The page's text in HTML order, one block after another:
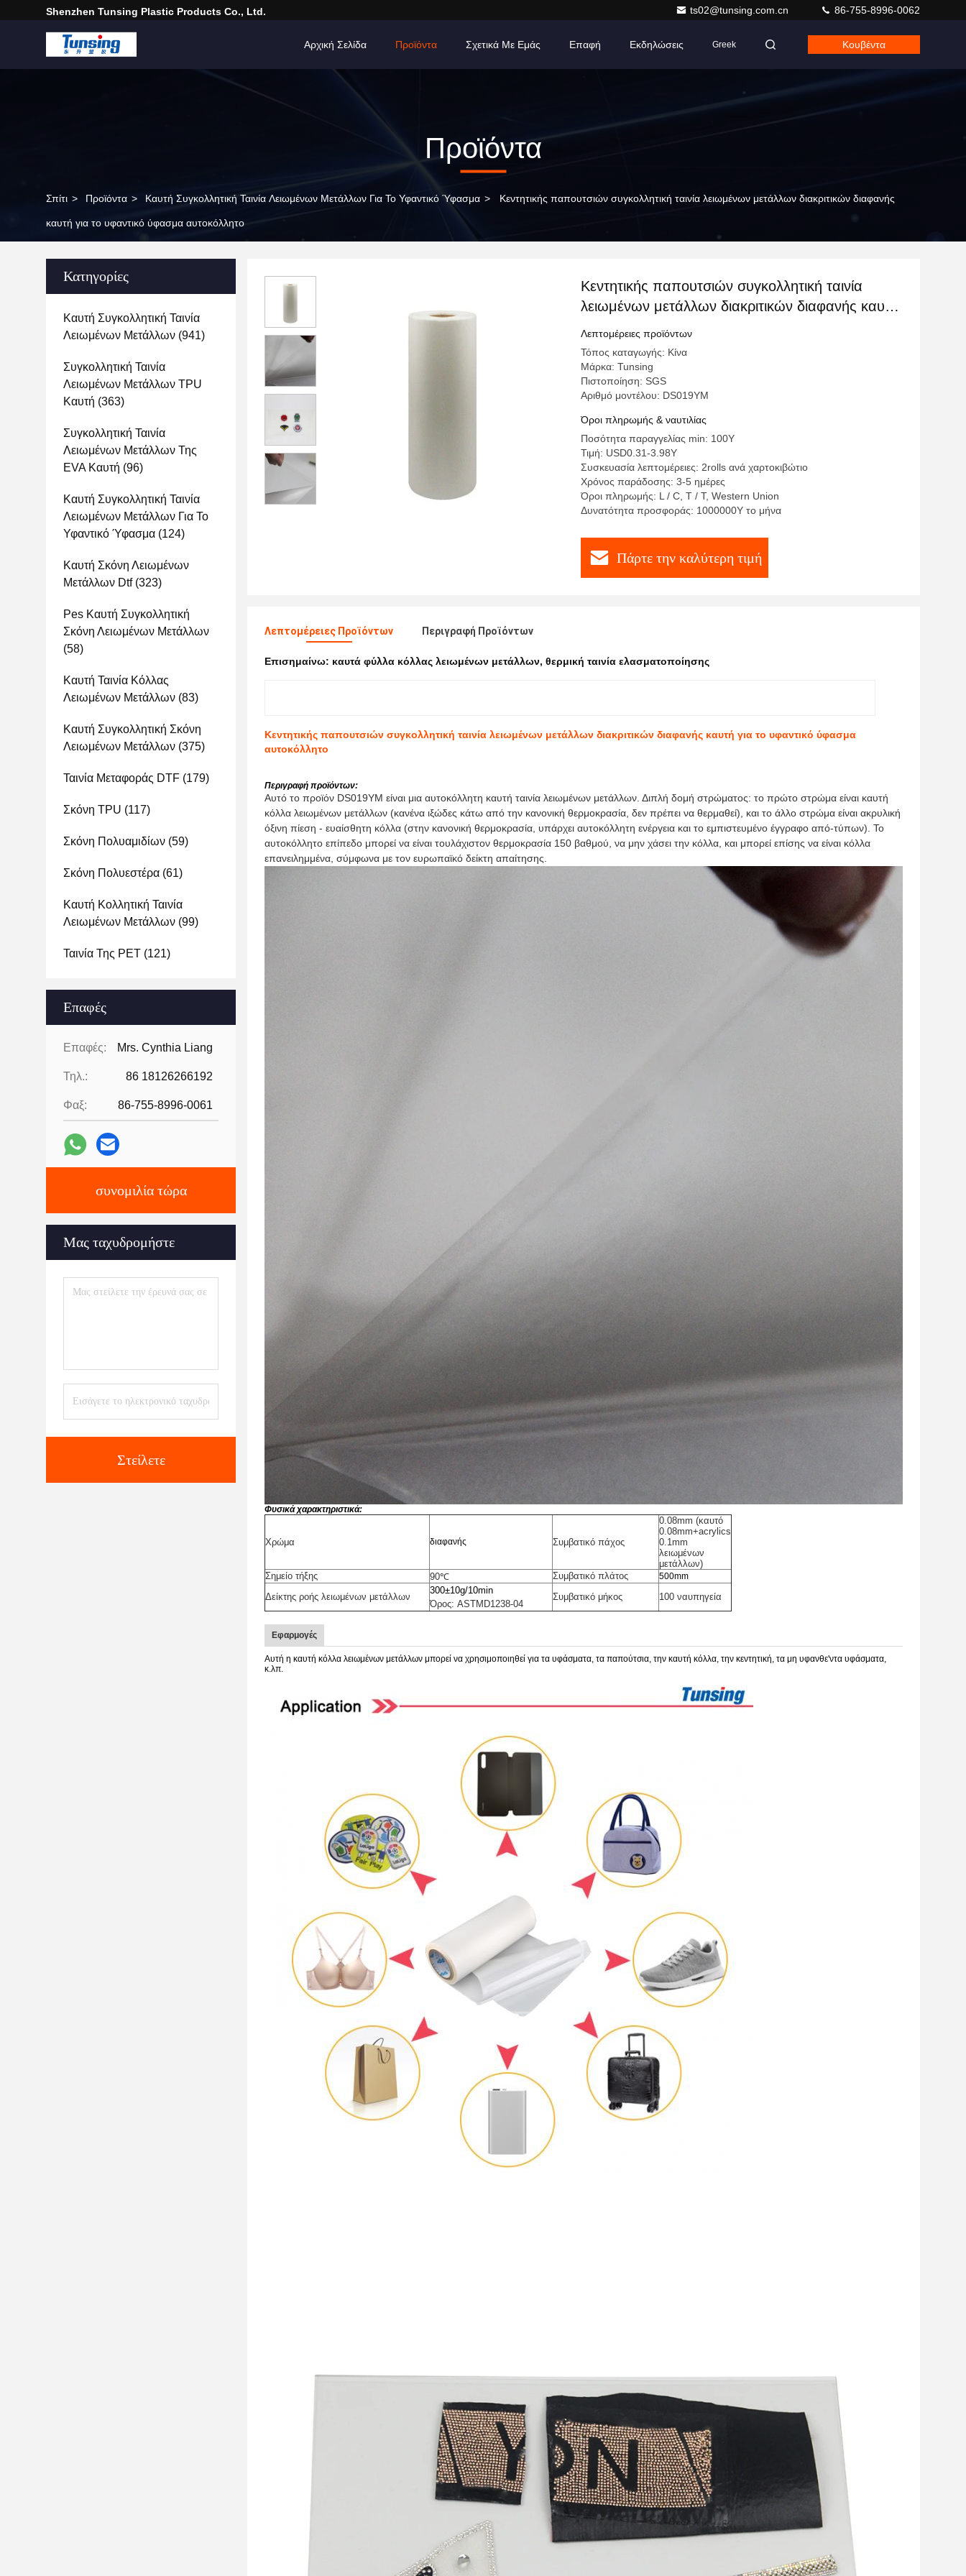
Shenzhen Tunsing Plastic Products Co., Ltd. ts02@tunsing.com.cn 86-755-8996-0062
Αρχική Σελίδα Προϊόντα Σχετικά Με Εμάς Επαφή Εκδηλώσεις Greek Κουβέντα
Προϊόντα
Σπίτι > Προϊόντα > Καυτή Συγκολλητική Ταινία Λειωμένων Μετάλλων Για Το Υφαντικό Ύφασμα > Κεντητικής παπουτσιών συγκολλητική ταινία λειωμένων μετάλλων διακριτικών διαφανής
καυτή για το υφαντικό ύφασμα αυτοκόλλητο
Κατηγορίες
Καυτή Συγκολλητική Ταινία
Λειωμένων Μετάλλων (941)
Συγκολλητική Ταινία
Λειωμένων Μετάλλων TPU
Καυτή (363)
Συγκολλητική Ταινία
Λειωμένων Μετάλλων Της
EVA Καυτή (96)
Καυτή Συγκολλητική Ταινία
Λειωμένων Μετάλλων Για Το
Υφαντικό Ύφασμα (124)
Καυτή Σκόνη Λειωμένων
Μετάλλων Dtf(323)
Pes Καυτή Συγκολλητική
Σκόνη Λειωμένων Μετάλλων
(58)
Καυτή Ταινία Κόλλας
Λειωμένων Μετάλλων (83)
Καυτή Συγκολλητική Σκόνη
Λειωμένων Μετάλλων (375)
Ταινία Μεταφοράς DTF (179)
Σκόνη TPU (117)
Σκόνη Πολυαμιδίων (59)
Σκόνη Πολυεστέρα (61)
Καυτή Κολλητική Ταινία
Λειωμένων Μετάλλων (99)
Ταινία Της PET (121)
Επαφές
Επαφές: Mrs. Cynthia Liang
Τηλ.: 86 18126266192
Φαξ: 86-755-8996-0061
συνομιλία τώρα
Μας ταχυδρομήστε
Στείλετε
Κεντητικής παπουτσιών συγκολλητική ταινία
λειωμένων μετάλλων διακριτικών διαφανής καυτή
για το υφαντικό ύφασμα αυτοκόλλητο
Λεπτομέρειες προϊόντων
Τόπος καταγωγής: Κίνα
Μάρκα: Tunsing
Πιστοποίηση: SGS
Αριθμό μοντέλου: DS019YM
Όροι πληρωμής & ναυτιλίας
Ποσότητα παραγγελίας min: 100Y
Τιμή: USD0.31-3.98Y
Συσκευασία λεπτομέρειες: 2rolls ανά χαρτοκιβώτιο
Χρόνος παράδοσης: 3-5 ημέρες
Όροι πληρωμής: L / C, T / T, Western Union
Δυνατότητα προσφοράς: 1000000Y το μήνα
Πάρτε την καλύτερη τιμή
Λεπτομέρειες Προϊόντων Περιγραφή Προϊόντων
Επισημαίνω: καυτά φύλλα κόλλας λειωμένων μετάλλων, θερμική ταινία ελασματοποίησης
Κεντητικής παπουτσιών συγκολλητική ταινία λειωμένων μετάλλων διακριτικών διαφανής καυτή για το υφαντικό ύφασμα
αυτοκόλλητο
Περιγραφή προϊόντων:
Αυτό το προϊόν DS019YM είναι μια αυτοκόλλητη καυτή ταινία λειωμένων μετάλλων. Διπλή δομή στρώματος: το πρώτο στρώμα είναι καυτή
κόλλα λειωμένων μετάλλων (κανένα ιξώδες κάτω από την κανονική θερμοκρασία, δεν πρέπει να θερμαθεί), και το άλλο στρώμα είναι ακρυλική
όξινη πίεση - ευαίσθητη κόλλα (στην κανονική θερμοκρασία, υπάρχει αυτοκόλλητη ενέργεια και το εμπιστευμένο έγγραφο από-τύπων). Το
αυτοκόλλητο επίπεδο μπορεί να είναι τουλάχιστον θερμοκρασία 150 βαθμού, να μην χάσει την κόλλα, και μπορεί επίσης να είναι κόλλα
επανειλημμένα, σύμφωνα με τον ευρωπαϊκό δείκτη απαίτησης.
Φυσικά χαρακτηριστικά:
Χρώμα διαφανής Συμβατικό πάχος
0.08mm (καυτό
0.08mm+acrylics
0.1mm
λειωμένων
μετάλλων)
Σημείο τήξης
90℃ Συμβατικό πλάτος 500mm
Δείκτης ροής λειωμένων μετάλλων
300±10g/10min
Όρος: ASTMD1238-04
Συμβατικό μήκος 100 ναυπηγεία
Εφαρμογές
Αυτή η καυτή κόλλα λειωμένων μετάλλων μπορεί να χρησιμοποιηθεί για τα υφάσματα, τα παπούτσια, την καυτή κόλλα, την κεντητική, τα μη υφανθε'ντα υφάσματα,
κ.λπ.